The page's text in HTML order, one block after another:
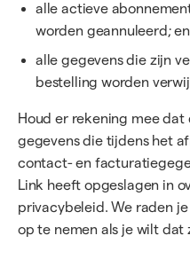
alle actieve
worden geannuleerd; en
alle gegevens die zijn
bestelling worden
Houd er rekening mee
gegevens die tijdens het
contact- en
Link heeft opgeslagen in
privacybeleid. We raden
op te nemen als je wilt dat